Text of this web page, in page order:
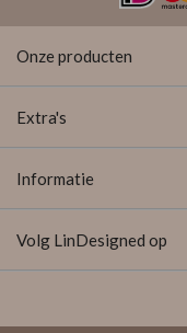
Onze producten
Extra's
Informatie
Volg LinDesigned op